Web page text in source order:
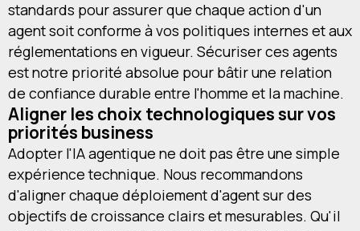
standards pour assurer que chaque action d'un
agent soit conforme à vos politiques internes et aux
réglementations en vigueur. Sécuriser ces agents
est notre priorité absolue pour bâtir une relation
de confiance durable entre l'homme et la machine.
Aligner les choix technologiques sur vos
priorités business
Adopter l'IA agentique ne doit pas être une simple
expérience technique. Nous recommandons
d'aligner chaque déploiement d'agent sur des
objectifs de croissance clairs et mesurables. Qu'il